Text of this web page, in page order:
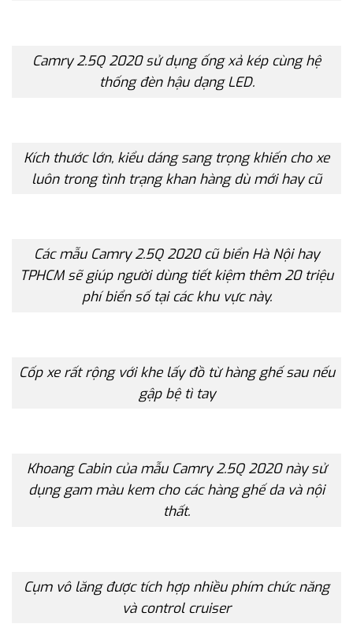
Camry 2.5Q 2020 sử dụng ống xả kép cùng hệ
thống đèn hậu dạng LED.
Kích thước lớn, kiểu dáng sang trọng khiến cho xe
luôn trong tình trạng khan hàng dù mới hay cũ
Các mẫu Camry 2.5Q 2020 cũ biển Hà Nội hay
TPHCM sẽ giúp người dùng tiết kiệm thêm 20 triệu
phí biển số tại các khu vực này.
Cốp xe rất rộng với khe lấy đồ từ hàng ghế sau nếu
gập bệ tì tay
Khoang Cabin của mẫu Camry 2.5Q 2020 này sử
dụng gam màu kem cho các hàng ghế da và nội
thất.
Cụm vô lăng được tích hợp nhiều phím chức năng
và control cruiser